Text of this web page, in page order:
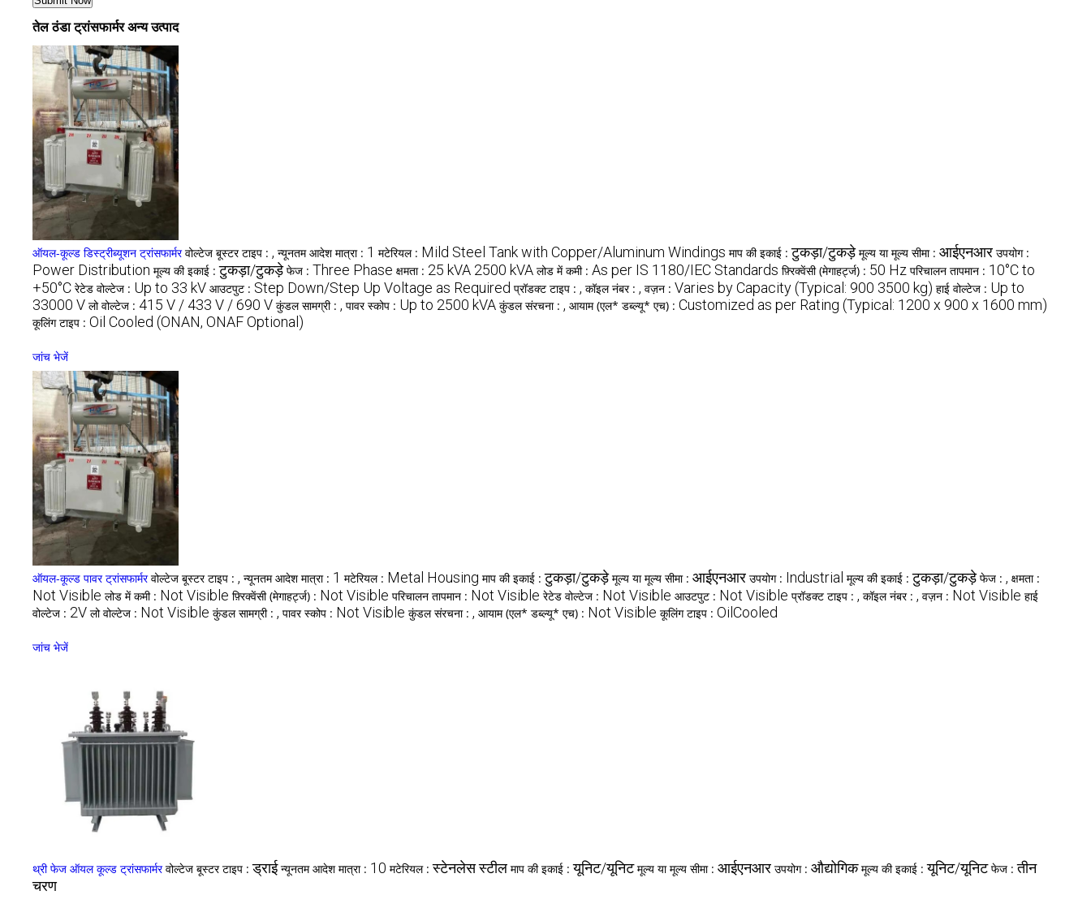
तेल ठंडा ट्रांसफार्मर अन्य उत्पाद
ऑयल-कूल्ड डिस्ट्रीब्यूशन ट्रांसफार्मर वोल्टेज बूस्टर टाइप : , न्यूनतम आदेश मात्रा : 1 मटेरियल : Mild Steel Tank with Copper/Aluminum Windings माप की इकाई :टुकड़ा/टुकड़े मूल्य या मूल्य सीमा : आईएनआर उपयोग :
Power Distribution मूल्य की इकाई :टुकड़ा/टुकड़े फेज : Three Phase क्षमता : 25 kVA 2500 kVA लोड में कमी : As per IS 1180/IEC Standards फ़्रिक्वेंसी (मेगाहर्ट्ज) : 50 Hz परिचालन तापमान : 10°C to
+50°C रेटेड वोल्टेज : Up to 33 kV आउटपुट : Step Down/Step Up Voltage as Required प्रॉडक्ट टाइप : , कॉइल नंबर : , वज़न : Varies by Capacity (Typical: 900 3500 kg) हाई वोल्टेज : Up to
33000 V लो वोल्टेज : 415 V / 433 V / 690 V कुंडल सामग्री : , पावर स्कोप : Up to 2500 kVA कुंडल संरचना : , आयाम (एल* डब्ल्यू* एच) : Customized as per Rating (Typical: 1200 x 900 x 1600 mm)
कूलिंग टाइप : Oil Cooled (ONAN, ONAF Optional)
जांच भेजें
ऑयल-कूल्ड पावर ट्रांसफार्मर वोल्टेज बूस्टर टाइप : , न्यूनतम आदेश मात्रा : 1 मटेरियल : Metal Housing माप की इकाई :टुकड़ा/टुकड़े मूल्य या मूल्य सीमा : आईएनआर उपयोग : Industrial मूल्य की इकाई :टुकड़ा/टुकड़े फेज : , क्षमता :
Not Visible लोड में कमी : Not Visible फ़्रिक्वेंसी (मेगाहर्ट्ज) : Not Visible परिचालन तापमान : Not Visible रेटेड वोल्टेज : Not Visible आउटपुट : Not Visible प्रॉडक्ट टाइप : , कॉइल नंबर : , वज़न : Not Visible हाई
वोल्टेज : 2V लो वोल्टेज : Not Visible कुंडल सामग्री : , पावर स्कोप : Not Visible कुंडल संरचना : , आयाम (एल* डब्ल्यू* एच) : Not Visible कूलिंग टाइप : OilCooled
जांच भेजें
थ्री फेज ऑयल कूल्ड ट्रांसफार्मर वोल्टेज बूस्टर टाइप :ड्राई न्यूनतम आदेश मात्रा : 10 मटेरियल :स्टेनलेस स्टील माप की इकाई :यूनिट/यूनिट मूल्य या मूल्य सीमा : आईएनआर उपयोग : औद्योगिक मूल्य की इकाई :यूनिट/यूनिट फेज :तीन
चरण